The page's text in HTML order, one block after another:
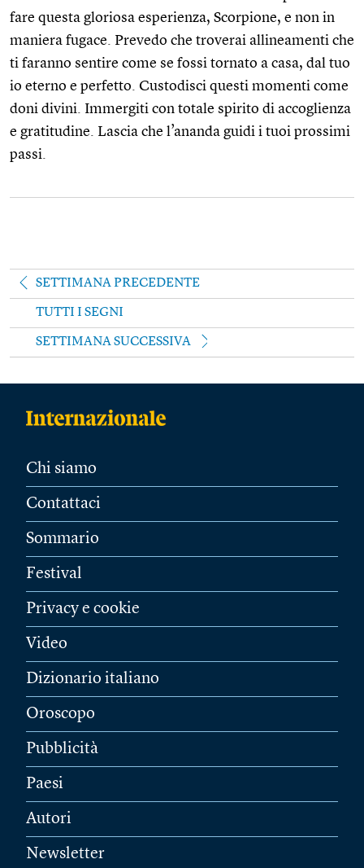
fare questa gloriosa esperienza, Scorpione, e non in
maniera fugace. Prevedo che troverai allineamenti che
ti faranno sentire come se fossi tornato a casa, dal tuo
io eterno e perfetto. Custodisci questi momenti come
doni divini. Immergiti con totale spirito di accoglienza
e gratitudine. Lascia che l’ananda guidi i tuoi prossimi
passi.
SETTIMANA PRECEDENTE
TUTTI I SEGNI
SETTIMANA SUCCESSIVA
Chi siamo
Contattaci
Sommario
Festival
Privacy e cookie
Video
Dizionario italiano
Oroscopo
Pubblicità
Paesi
Autori
Newsletter